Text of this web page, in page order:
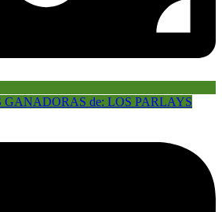
GANADORAS de: LOS PARLAYS